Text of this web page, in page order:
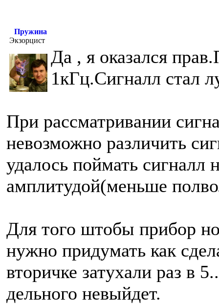
Пружина
Экзорцист
Да , я оказался
1кГц.Сигналл стал
При рассматривании
невозможно различить
удалось поймать сигналл
амплитудой(меньше
Для того штобы прибор
нужно придумать как
вторичке затухали раз в
дельного невыйдет.